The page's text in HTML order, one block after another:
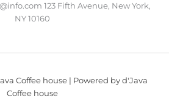
123 Fifth Avenue, New York,
NY 10160
Coffee house | Powered by d'Java
Coffee house